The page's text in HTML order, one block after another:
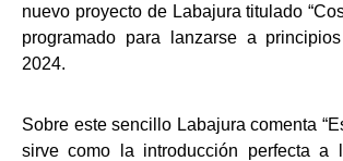
nuevo proyecto de Labajura titulado
programado para lanzarse a
2024.
Sobre este sencillo Labajura comenta
sirve como la introducción perfecta a